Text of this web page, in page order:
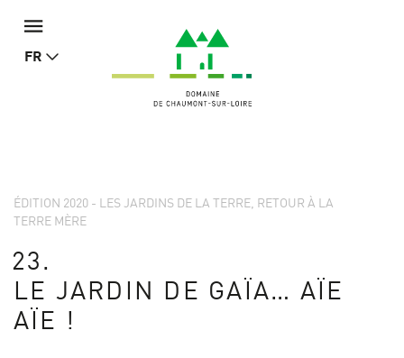
FR
ÉDITION 2020 - LES JARDINS DE LA TERRE, RETOUR À LA
TERRE MÈRE
23.
LE JARDIN DE GAÏA… AÏE
AÏE !